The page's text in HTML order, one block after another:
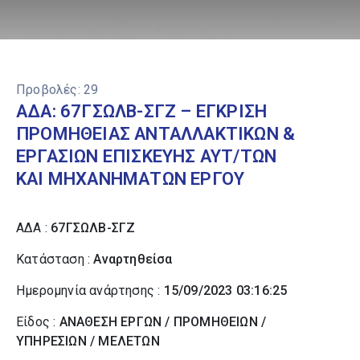
Προβολές: 29
ΑΔΑ: 67ΓΣΩΛΒ-ΣΓΖ – ΕΓΚΡΙΣΗ
ΠΡΟΜΗΘΕΙΑΣ ΑΝΤΑΛΛΑΚΤΙΚΩΝ &
ΕΡΓΑΣΙΩΝ ΕΠΙΣΚΕΥΗΣ ΑΥΤ/ΤΩΝ
ΚΑΙ ΜΗΧΑΝΗΜΑΤΩΝ ΕΡΓΟΥ
ΑΔΑ : 67ΓΣΩΛΒ-ΣΓΖ
Κατάσταση :Αναρτηθείσα
Ημερομηνία ανάρτησης : 15/09/2023 03:16:25
Είδος : ΑΝΑΘΕΣΗ ΕΡΓΩΝ / ΠΡΟΜΗΘΕΙΩΝ /
ΥΠΗΡΕΣΙΩΝ / ΜΕΛΕΤΩΝ